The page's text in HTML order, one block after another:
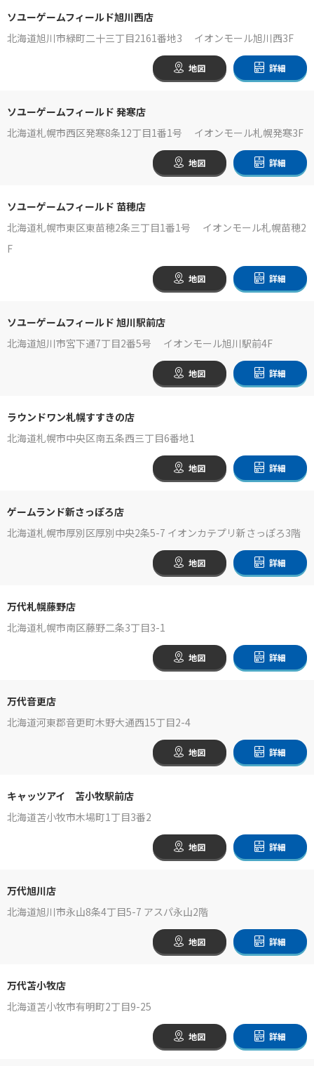
ソユーゲームフィールド旭川西店
北海道旭川市緑町二十三丁目2161番地3 イオンモール旭川西3F
地図 詳細
ソユーゲームフィールド 発寒店
北海道札幌市西区発寒8条12丁目1番1号 イオンモール札幌発寒3F
地図 詳細
ソユーゲームフィールド 苗穂店
北海道札幌市東区東苗穂2条三丁目1番1号 イオンモール札幌苗穂2
F
地図 詳細
ソユーゲームフィールド 旭川駅前店
北海道旭川市宮下通7丁目2番5号 イオンモール旭川駅前4F
地図 詳細
ラウンドワン札幌すすきの店
北海道札幌市中央区南五条西三丁目6番地1
地図 詳細
ゲームランド新さっぽろ店
北海道札幌市厚別区厚別中央2条5-7 イオンカテプリ新さっぽろ3階
地図 詳細
万代札幌藤野店
北海道札幌市南区藤野二条3丁目3-1
地図 詳細
万代音更店
北海道河東郡音更町木野大通西15丁目2-4
地図 詳細
キャッツアイ 苫小牧駅前店
北海道苫小牧市木場町1丁目3番2
地図 詳細
万代旭川店
北海道旭川市永山8条4丁目5-7 アスパ永山2階
地図 詳細
万代苫小牧店
北海道苫小牧市有明町2丁目9-25
地図 詳細